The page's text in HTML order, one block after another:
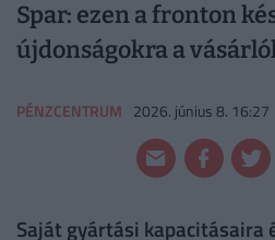
Spar: ezen a fronton
újdonságokra a
PÉNZCENTRUM 2026. június 8. 16:27
Saját gyártási kapacitásaira